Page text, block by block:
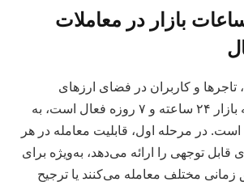
بازار در معاملات
تاجرها و کاربران در فضای ارزهای
دیجیتال، درک این که بازار ۲۴ ساعته و ۷ روزه فعال است، به
است. در مرحله اول، قابلیت معامله در هر
توجهی را ارائه می‌دهد، به‌ویژه برای
مختلف معامله می‌کنند یا ترجیح